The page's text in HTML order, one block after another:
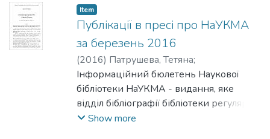
публікації викладачів НаУКМА
(основного складу), а також інформацію
про НаУКМА в пресі.
Item
Публікації в пресі про НаУКМА
за березень 2016
(2016) Патрушева, Тетяна;
Войнаровська, Галина
Інформаційний бюлетень Наукової
бібліотеки НаУКМА - видання, яке
відділ бібліографії бібліотеки регулярно
готує на основі перегляду преси.
Show more